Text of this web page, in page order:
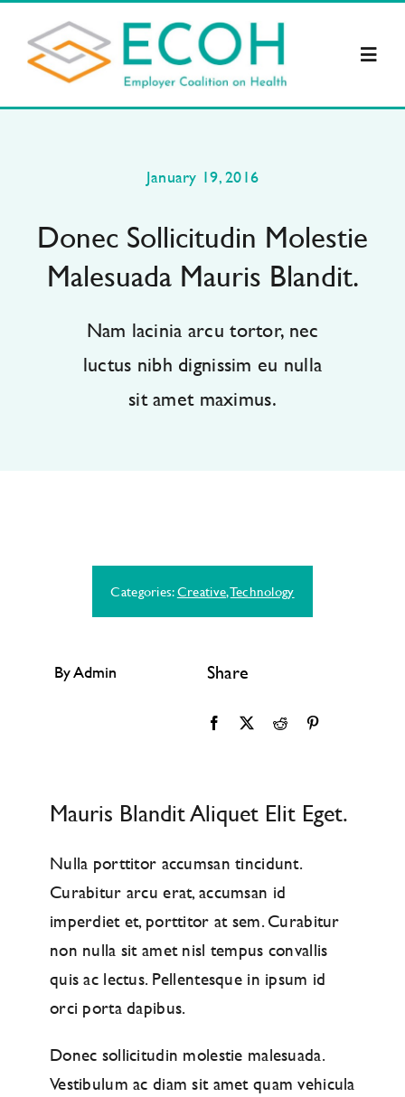
content
Resources
ECOH News
January 19, 2016
Donec Sollicitudin Molestie
Malesuada Mauris Blandit.
Nam lacinia arcu tortor, nec
luctus nibh dignissim eu nulla
sit amet maximus.
Categories:Creative,Technology
By Admin Share
Mauris Blandit Aliquet Elit Eget.
Nulla porttitor accumsan tincidunt.
Curabitur arcu erat, accumsan id
imperdiet et, porttitor at sem. Curabitur
non nulla sit amet nisl tempus convallis
quis ac lectus. Pellentesque in ipsum id
orci porta dapibus.
Donec sollicitudin molestie malesuada.
Vestibulum ac diam sit amet quam vehicula